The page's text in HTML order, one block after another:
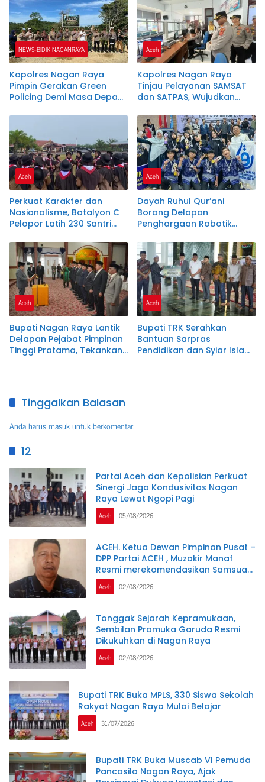
NEWS-BIDIK NAGANRAYA
Kapolres Nagan Raya
Pimpin Gerakan Green
Policing Demi Masa Depan
Aceh
Kapolres Nagan Raya
Tinjau Pelayanan SAMSAT
dan SATPAS, Wujudkan
Melalui Program
Commander Wish Kapolda
Aceh
Aceh
Perkuat Karakter dan
Nasionalisme, Batalyon C
Pelopor Latih 230 Santri
Ikhwah
Aceh
Dayah Ruhul Qur’ani
Borong Delapan
Penghargaan Robotik
Aceh
Bupati Nagan Raya Lantik
Delapan Pejabat Pimpinan
Tinggi Pratama, Tekankan
Aceh
Bupati TRK Serahkan
Bantuan Sarpras
Pendidikan dan Syiar Islam
Tinggalkan Balasan
Anda harusmasukuntuk berkomentar.
12
Partai Aceh dan Kepolisian Perkuat
Sinergi Jaga Kondusivitas Nagan
Raya Lewat Ngopi Pagi
Aceh 05/08/2026
ACEH. Ketua Dewan Pimpinan Pusat –
DPP Partai ACEH , Muzakir Manaf
Resmi merekomendasikan Samsuar
( WAN Malaya ) PJ Ketua Partai Aceh
kabupaten Nagan Raya .
Aceh 02/08/2026
Tonggak Sejarah Kepramukaan,
Sembilan Pramuka Garuda Resmi
Dikukuhkan di Nagan Raya
Aceh 02/08/2026
Bupati TRK Buka MPLS, 330 Siswa Sekolah
Rakyat Nagan Raya Mulai Belajar
Aceh 31/07/2026
Bupati TRK Buka Muscab VI Pemuda
Pancasila Nagan Raya, Ajak